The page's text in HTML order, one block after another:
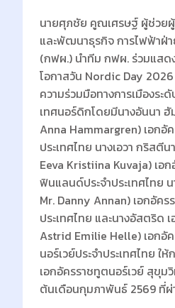
นายศุภชัย คูณเศรษฐ์ ผู้ช่วย
และพัฒนาธุรกิจ การไฟฟ้าฝ่
(กฟผ.) นำทีม กฟผ. ร่วมแสด
โอกาสวัน Nordic Day
ความร่วมมือทางการเมืองร
เทศนอร์ดิกโดยมีนางอันนา ฮั
Anna Hammargren) เอกอั
ประเทศไทย นางเอวา กริสตีน
Eeva Kristiina Kuvaja) เอ
ฟินแลนด์ประจําประเทศไทย
Mr. Danny Annan) เอกอัคร
ประเทศไทย และนางอัสตริด เ
Astrid Emilie Helle) เอกอั
นอร์เวย์ประจําประเทศไทย
เอกอัครราชทูตนอร์เวย์ สุขุม
ต้นเดือนกุมภาพันธ์ 2569 ที่ผ่